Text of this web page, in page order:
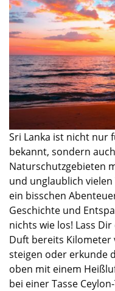
Sri Lanka ist nicht nur
bekannt, sondern
Naturschutzgebieten
und unglaublich vielen
ein bisschen
Geschichte und
nichts wie los! Lass Dir
Duft bereits Kilometer
steigen oder erkunde
oben mit einem
bei einer Tasse